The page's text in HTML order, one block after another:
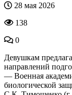
28 мая 2026
138
0
Девушкам
направлений
— Военная
биологической